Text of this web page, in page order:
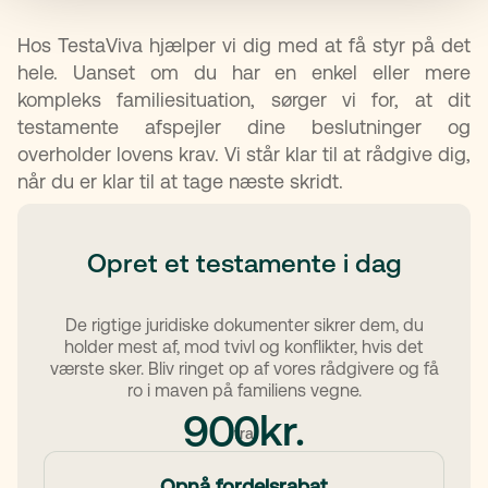
Hos TestaViva hjælper vi dig med at få styr på det
hele. Uanset om du har en enkel eller mere
kompleks familiesituation, sørger vi for, at dit
testamente afspejler dine beslutninger og
overholder lovens krav. Vi står klar til at rådgive dig,
når du er klar til at tage næste skridt.
Opret et testamente i dag
De rigtige juridiske dokumenter sikrer dem, du
holder mest af, mod tvivl og konflikter, hvis det
værste sker. Bliv ringet op af vores rådgivere og få
ro i maven på familiens vegne.
fra
900kr.